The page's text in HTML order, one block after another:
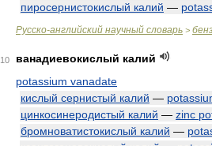
пиросернистокислый калий —
Русско-английский научный словарь >
10
ванадиевокислый калий
potassium vanadate
кислый сернистый калий —
цинкосинеродистый калий — zinc
бромноватистокислый калий —